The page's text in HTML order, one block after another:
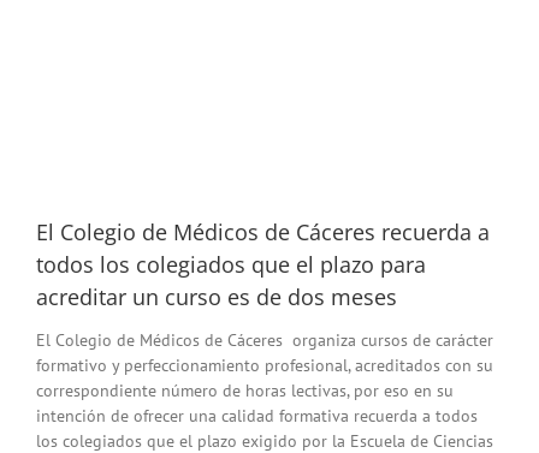
El Colegio de Médicos de Cáceres recuerda a
todos los colegiados que el plazo para
acreditar un curso es de dos meses
El Colegio de Médicos de Cáceres organiza cursos de carácter
formativo y perfeccionamiento profesional, acreditados con su
correspondiente número de horas lectivas, por eso en su
intención de ofrecer una calidad formativa recuerda a todos
los colegiados que el plazo exigido por la Escuela de Ciencias